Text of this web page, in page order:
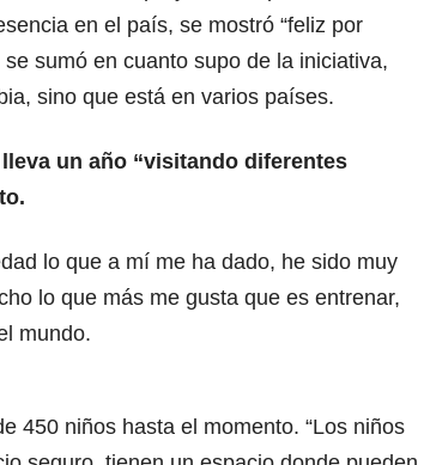
en el país, se mostró “feliz por
sumó en cuanto supo de la iniciativa,
sino que está en varios países.
lleva un año “visitando diferentes
lo que a mí me ha dado, he sido muy
lo que más me gusta que es entrenar,
mundo.
450 niños hasta el momento. “Los niños